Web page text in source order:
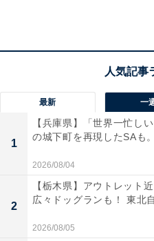
Aさん宅のリビングには天井までの
大人の本を勝手に読んでいることも
Aさん、Bさん自身も、も
ら、大人も子どもも家で読
な環境だったといえそうで
最新 一
1
【兵庫県】「世界一忙し
の城下町を再現したSAも
2026/08/04
2
【栃木県】アウトレット
広々ドッグランも！ 東北
2026/08/05